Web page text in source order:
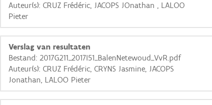
+ −
Basis Lagen
Auteur(s): CRUZ Frédéric, JACOPS JOnathan , LALOO
Pieter
Verslag van resultaten
Bestand: 2017G211_2017I51_BalenNetewoud_VvR.pdf
Auteur(s): CRUZ Frédéric, CRYNS Jasmine, JACOPS
Jonathan, LALOO Pieter